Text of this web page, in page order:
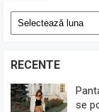
Arhive
RECENTE
se